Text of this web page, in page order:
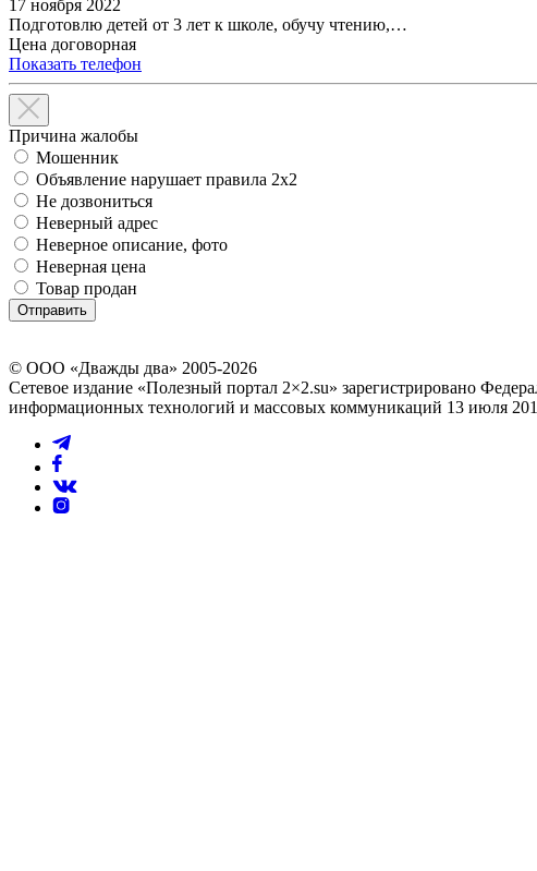
17 ноября 2022
Подготовлю детей от 3 лет к школе, обучу чтению,…
Цена договорная
Показать телефон
Причина жалобы
Мошенник
Объявление нарушает правила 2x2
Не дозвониться
Неверный адрес
Неверное описание, фото
Неверная цена
Товар продан
© ООО «Дважды два» 2005-2026
Сетевое издание «Полезный портал 2×2.su» зарегистрировано
информационных технологий и массовых коммуникаций 13 июля